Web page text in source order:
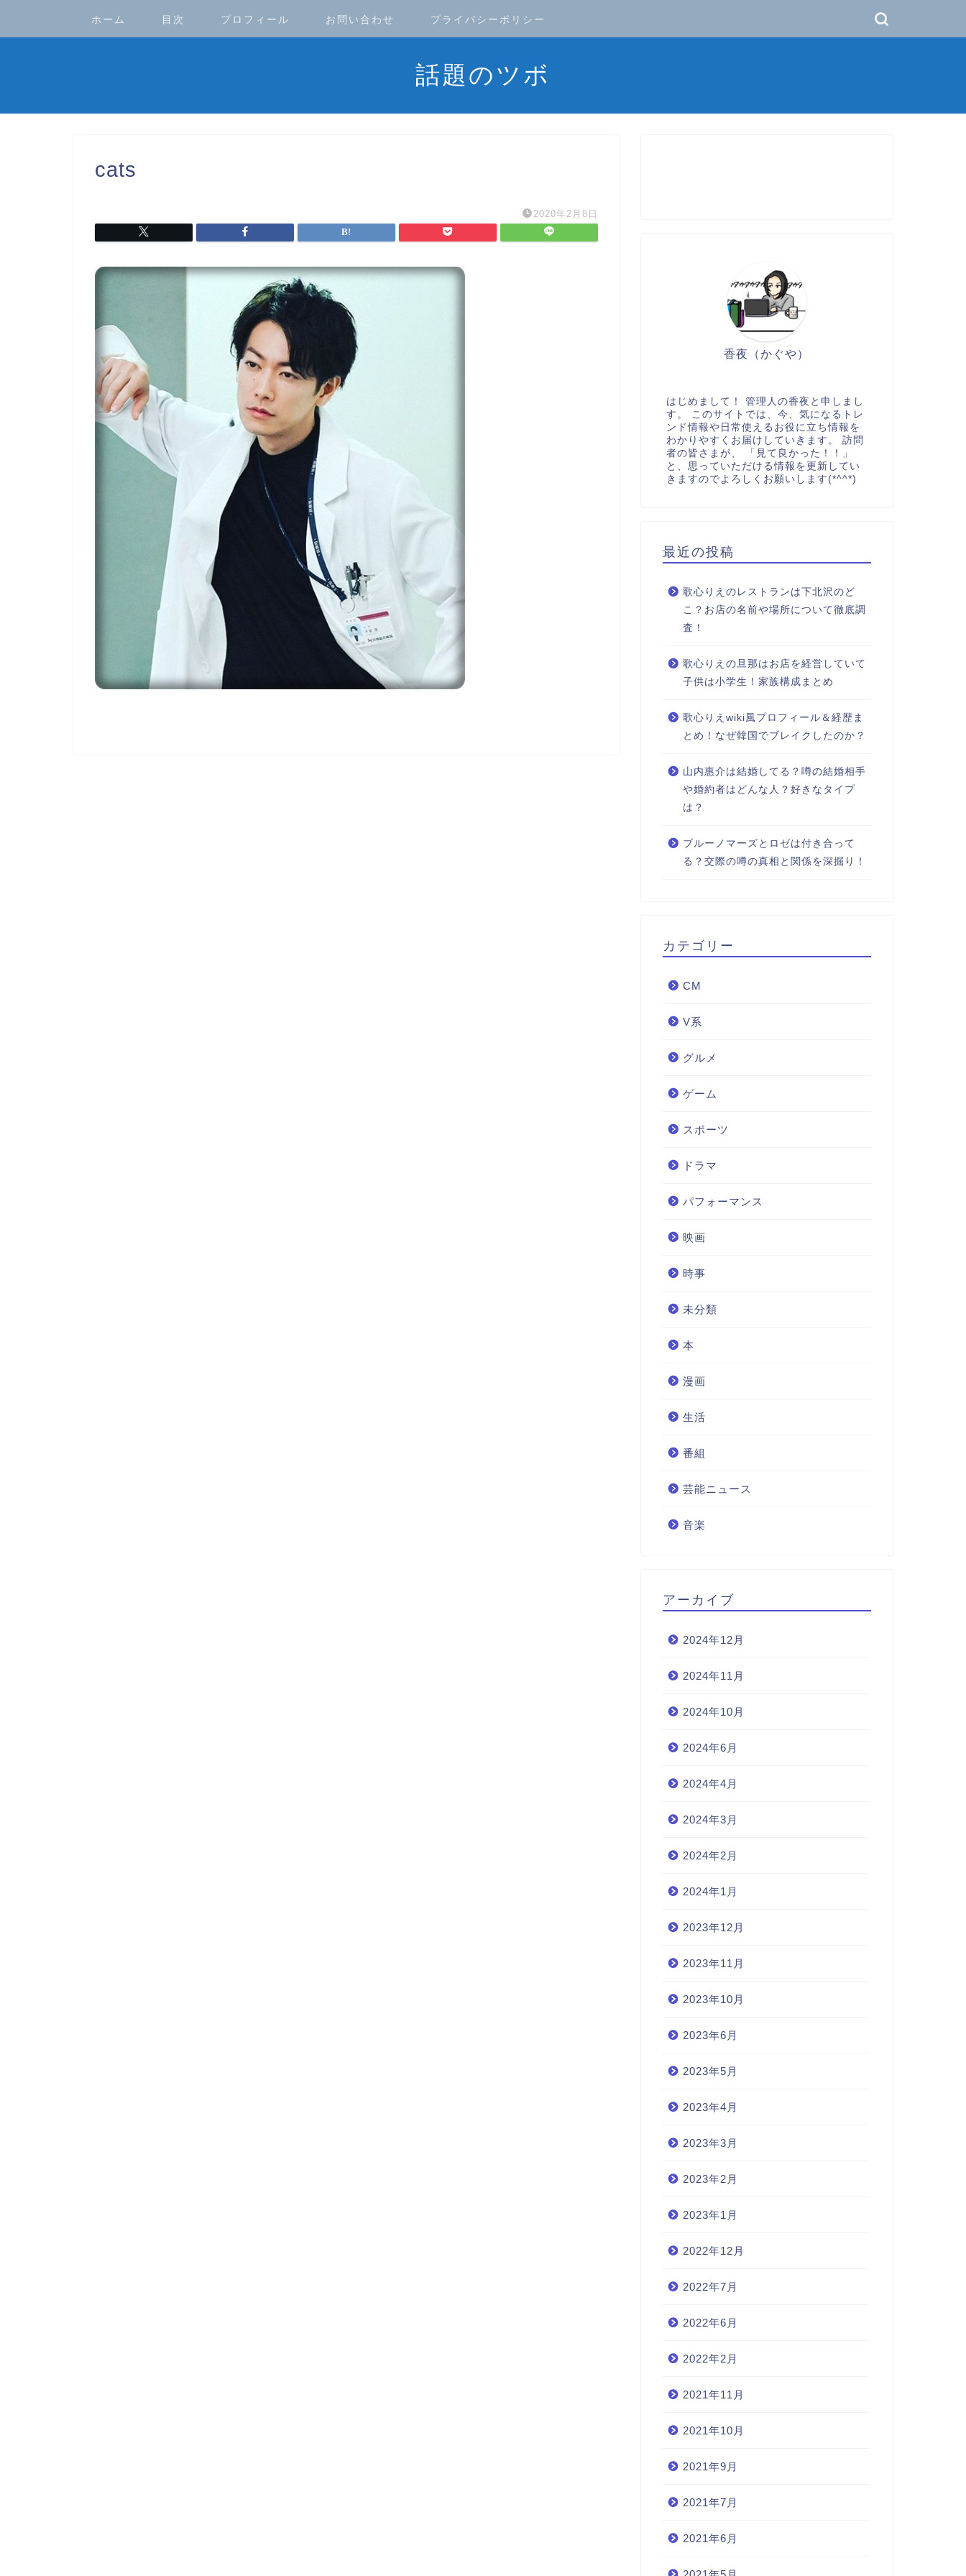
ホーム 目次 プロフィール お問い合わせ プライバシーポリシー
話題のツボ
cats
2020年2月8日
香夜（かぐや）
はじめまして！ 管理人の香夜と申しまし
す。 このサイトでは、今、気になるトレ
ンド情報や日常使えるお役に立ち情報を
わかりやすくお届けしていきます。 訪問
者の皆さまが、 「見て良かった！！」
と、思っていただける情報を更新してい
きますのでよろしくお願いします(*^^*)
最近の投稿
歌心りえのレストランは下北沢のど
こ？お店の名前や場所について徹底調
査！
歌心りえの旦那はお店を経営していて
子供は小学生！家族構成まとめ
歌心りえwiki風プロフィール＆経歴ま
とめ！なぜ韓国でブレイクしたのか？
山内惠介は結婚してる？噂の結婚相手
や婚約者はどんな人？好きなタイプ
は？
ブルーノマーズとロゼは付き合って
る？交際の噂の真相と関係を深掘り！
カテゴリー
CM
V系
グルメ
ゲーム
スポーツ
ドラマ
パフォーマンス
映画
時事
未分類
本
漫画
生活
番組
芸能ニュース
音楽
アーカイブ
2024年12月
2024年11月
2024年10月
2024年6月
2024年4月
2024年3月
2024年2月
2024年1月
2023年12月
2023年11月
2023年10月
2023年6月
2023年5月
2023年4月
2023年3月
2023年2月
2023年1月
2022年12月
2022年7月
2022年6月
2022年2月
2021年11月
2021年10月
2021年9月
2021年7月
2021年6月